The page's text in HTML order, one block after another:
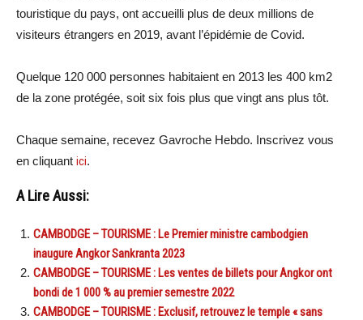
touristique du pays, ont accueilli plus de deux millions de
visiteurs étrangers en 2019, avant l’épidémie de Covid.
Quelque 120 000 personnes habitaient en 2013 les 400 km2
de la zone protégée, soit six fois plus que vingt ans plus tôt.
Chaque semaine, recevez Gavroche Hebdo. Inscrivez vous
en cliquant ici.
A Lire Aussi:
CAMBODGE – TOURISME : Le Premier ministre cambodgien
inaugure Angkor Sankranta 2023
CAMBODGE – TOURISME : Les ventes de billets pour Angkor ont
bondi de 1 000 % au premier semestre 2022
CAMBODGE – TOURISME : Exclusif, retrouvez le temple « sans